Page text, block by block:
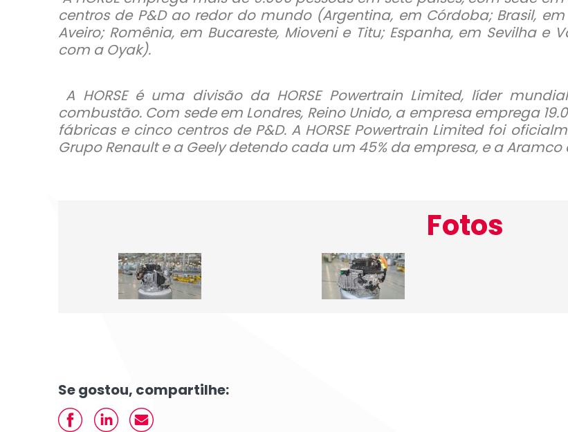
centros de P&D ao redor do mundo (Argentina, em Córdoba; Brasil,
Aveiro; Romênia, em Bucareste, Mioveni e Titu; Espanha, em Sevilha e
com a Oyak).
A HORSE é uma divisão da HORSE Powertrain Limited, líder
combustão. Com sede em Londres, Reino Unido, a empresa emprega
fábricas e cinco centros de P&D. A HORSE Powertrain Limited foi
Grupo Renault e a Geely detendo cada um 45% da empresa, e a Aramco
Fotos
Se gostou, compartilhe: